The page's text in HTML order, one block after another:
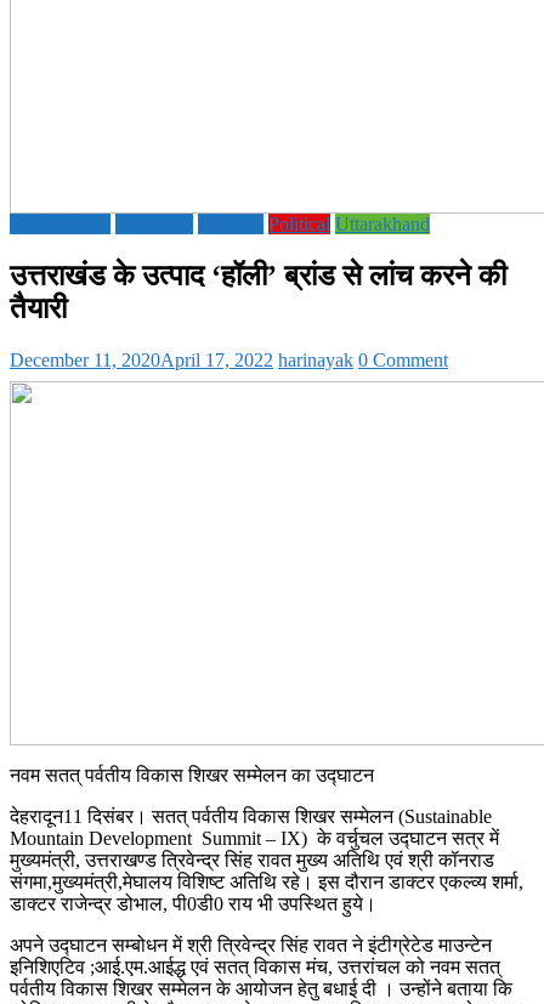
Political Uttarakhand
उत्तराखंड के उत्पाद ‘हॉली’ ब्रांड से लांच करने की
तैयारी
December 11, 2020April 17, 2022 harinayak 0 Comment
नवम सतत् पर्वतीय विकास शिखर सम्मेलन का उद्घाटन
देहरादून11 दिसंबर। सतत् पर्वतीय विकास शिखर सम्मेलन (Sustainable
Mountain Development Summit – IX) के वर्चुचल उद्घाटन सत्र में
मुख्यमंत्री, उत्तराखण्ड त्रिवेन्द्र सिंह रावत मुख्य अतिथि एवं श्री कॉनराड
संगमा,मुख्यमंत्री,मेघालय विशिष्ट अतिथि रहे। इस दौरान डाक्टर एकल्व्य शर्मा,
डाक्टर राजेन्द्र डोभाल, पी0डी0 राय भी उपस्थित हुये।
अपने उद्घाटन सम्बोधन में श्री त्रिवेन्द्र सिंह रावत ने इंटीग्रेटेड माउन्टेन
इनिशिएटिव ;आई.एम.आईद्ध एवं सतत् विकास मंच, उत्तरांचल को नवम सतत्
पर्वतीय विकास शिखर सम्मेलन के आयोजन हेतु बधाई दी । उन्होंने बताया कि